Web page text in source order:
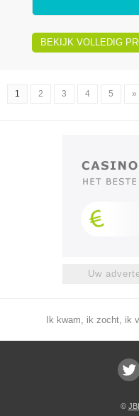
BEKIJK VOLLEDIG
1 2 3 4 5 »
Uw
Ik kwam, ik zocht, ik
©